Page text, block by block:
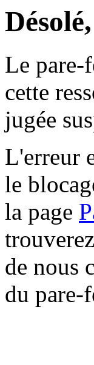
Le pare-
cette
jugée
L'erreur
le
la page
de nous
du pare-